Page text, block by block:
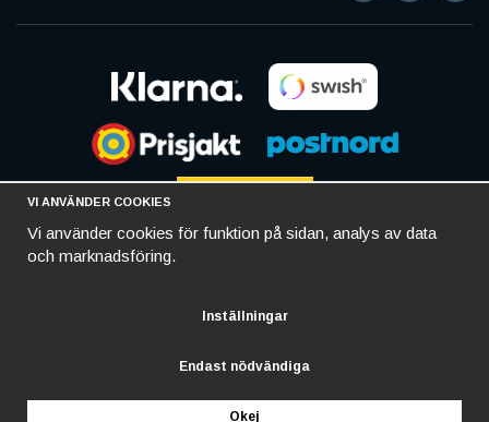
VI ANVÄNDER COOKIES
Vi använder cookies för funktion på sidan, analys av data
och marknadsföring.
Inställningar
Endast nödvändiga
Okej